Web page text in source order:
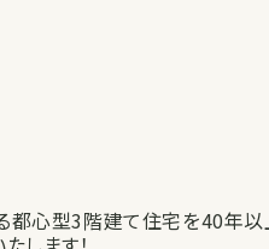
心型3階建て住宅を40年以